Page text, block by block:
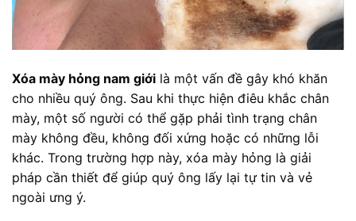
Xóa mày hỏng nam giới là một vấn đề gây khó khăn
cho nhiều quý ông. Sau khi thực hiện điêu khắc chân
mày, một số người có thể gặp phải tình trạng chân
mày không đều, không đối xứng hoặc có những lỗi
khác. Trong trường hợp này, xóa mày hỏng là giải
pháp cần thiết để giúp quý ông lấy lại tự tin và vẻ
ngoài ưng ý.